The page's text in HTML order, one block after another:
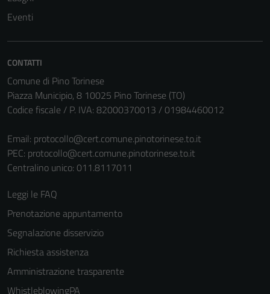
Eventi
CONTATTI
Comune di Pino Torinese
Piazza Municipio, 8 10025 Pino Torinese (TO)
Codice fiscale / P. IVA: 82000370013 / 01984460012
Email: protocollo@cert.comune.pinotorinese.to.it
PEC: protocollo@cert.comune.pinotorinese.to.it
Centralino unico: 011.8117011
Leggi le FAQ
Prenotazione appuntamento
Segnalazione disservizio
Richiesta assistenza
Amministrazione trasparente
WhistleblowingPA
non raccolgono